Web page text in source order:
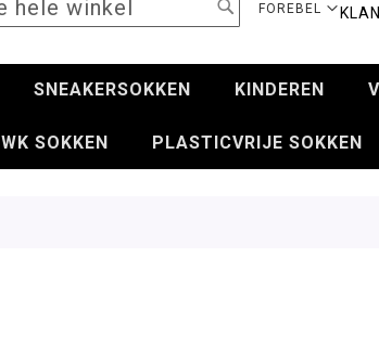
SELECTEER
FOREBEL
SNEAKERSOKKEN KINDEREN
WK SOKKEN PLASTICVRIJE SOKKEN